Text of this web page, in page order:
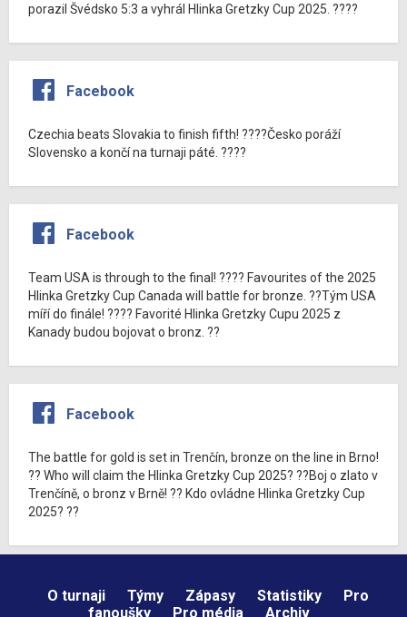
porazil Švédsko 5:3 a vyhrál Hlinka Gretzky Cup 2025. ????
Facebook
Czechia beats Slovakia to finish fifth! ????Česko poráží
Slovensko a končí na turnaji páté. ????
Facebook
Team USA is through to the final! ???? Favourites of the 2025
Hlinka Gretzky Cup Canada will battle for bronze. ??Tým USA
míří do finále! ???? Favorité Hlinka Gretzky Cupu 2025 z
Kanady budou bojovat o bronz. ??
Facebook
The battle for gold is set in Trenčín, bronze on the line in Brno!
?? Who will claim the Hlinka Gretzky Cup 2025? ??Boj o zlato v
Trenčíně, o bronz v Brně! ?? Kdo ovládne Hlinka Gretzky Cup
2025? ??
O turnaji Týmy Zápasy Statistiky
Pro
fanoušky
Pro média Archiv